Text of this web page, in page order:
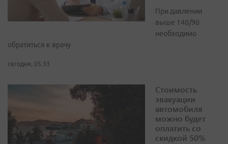
При давлении
выше 140/90
необходимо
обратиться к врачу
сегодня, 05:33
Стоимость
эвакуации
автомобиля
можно будет
оплатить со
скидкой 50%